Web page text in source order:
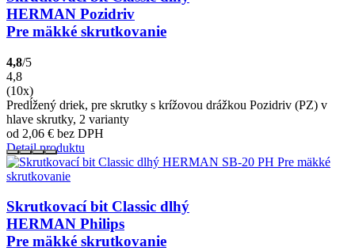
HERMAN Pozidriv
Pre mäkké skrutkovanie
4,8/5
4,8
(10x)
Predĺžený driek, pre skrutky s krížovou drážkou Pozidriv (PZ) v
hlave skrutky, 2 varianty
od 2,06 € bez DPH
Detail produktu
Skrutkovací bit Classic dlhý
HERMAN Philips
Pre mäkké skrutkovanie